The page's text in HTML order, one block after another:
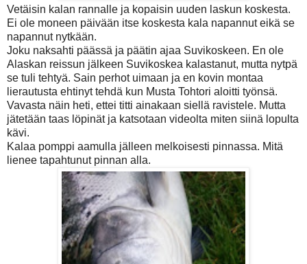
Vetäisin kalan rannalle ja kopaisin uuden laskun koskesta.
Ei ole moneen päivään itse koskesta kala napannut eikä se
napannut nytkään.
Joku naksahti päässä ja päätin ajaa Suvikoskeen. En ole
Alaskan reissun jälkeen Suvikoskea kalastanut, mutta nytpä
se tuli tehtyä. Sain perhot uimaan ja en kovin montaa
lierautusta ehtinyt tehdä kun Musta Tohtori aloitti työnsä.
Vavasta näin heti, ettei titti ainakaan siellä ravistele. Mutta
jätetään taas löpinät ja katsotaan videolta miten siinä lopulta
kävi.
Kalaa pomppi aamulla jälleen melkoisesti pinnassa. Mitä
lienee tapahtunut pinnan alla.